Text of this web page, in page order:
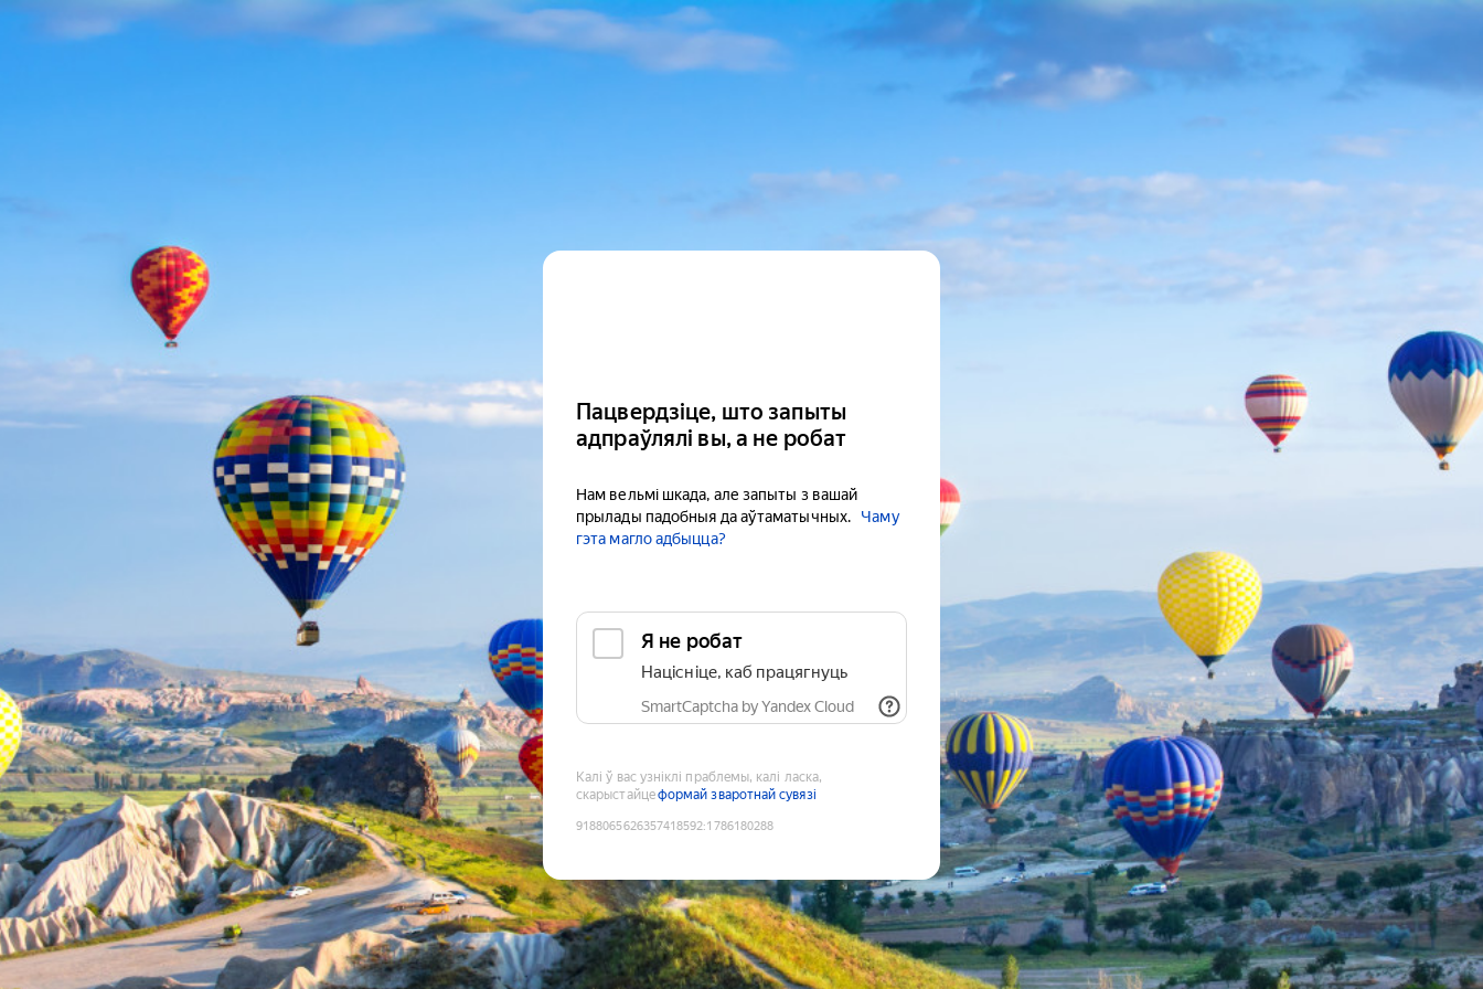
Пацвердзіце, што запыты
адпраўлялі вы, а не робат
Нам вельмі шкада, але запыты з вашай
прылады падобныя да аўтаматычных.
Чаму
гэта магло адбыцца?
Я не робат
Націсніце, каб працягнуць
SmartCaptcha by Yandex Cloud
Калі ў вас узніклі праблемы, калі ласка,
скарыстайцеформай зваротнай сувязі
9188065626357418592:1786180288